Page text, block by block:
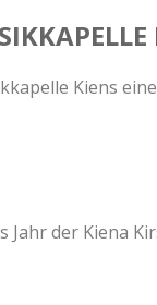
Kiens
Jahr der Kiena